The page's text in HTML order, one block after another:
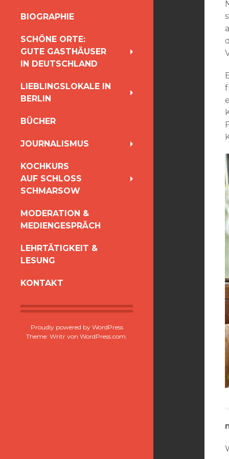
SPRINGEN
BIOGRAPHIE
SCHÖNE ORTE:
GUTE GASTHÄUSER
IN DEUTSCHLAND
LIEBLINGSLOKALE IN
BERLIN
BÜCHER
JOURNALISMUS
KOCHKURS
AUF SCHLOSS
SCHMARSOW
MODERATION &
MEDIENGESPRÄCH
LEHRTÄTIGKEIT &
LESUNG
KONTAKT
Proudly powered by WordPress
Theme: Writr von WordPress.com.